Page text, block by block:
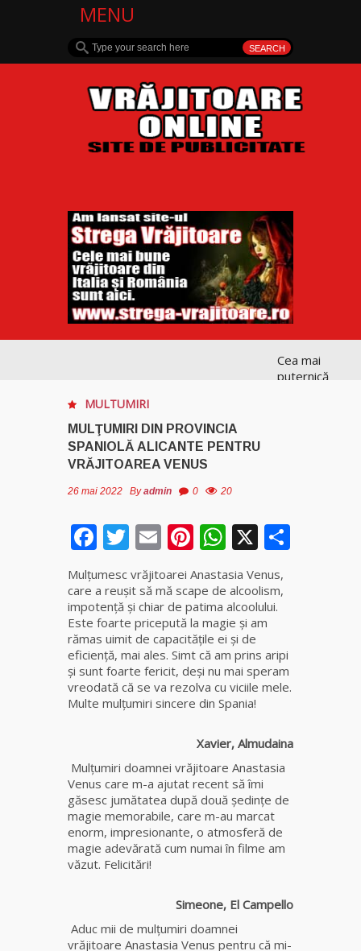
MENU
Cea mai
puternică
Vrăjitoarea
Morgana,
maestra
magiei
Tămăduitoarea
Ana Maria
Minodora
a revenit
Ierusalim
Celebra
vrăjitoare
singura
MULTUMIRI
MULŢUMIRI DIN PROVINCIA
SPANIOLĂ ALICANTE PENTRU
VRĂJITOAREA VENUS
26 mai 2022 Byadmin 0 20
Facebook
Twitter
EmailPinterest
WhatsApp
X
Mulţumesc vrăjitoarei Anastasia Venus,
care a reuşit să mă scape de alcoolism,
impotenţă şi chiar de patima alcoolului.
Este foarte pricepută la magie și am
rămas uimit de capacitățile ei și de
eficiență, mai ales. Simt că am prins aripi
şi sunt foarte fericit, deși nu mai speram
vreodată că se va rezolva cu viciile mele.
Multe mulţumiri sincere din Spania!
Xavier, Almudaina
Mulţumiri doamnei vrăjitoare Anastasia
Venus care m-a ajutat recent să îmi
găsesc jumătatea după două şedinţe de
magie memorabile, care m-au marcat
enorm, impresionante, o atmosferă de
magie adevărată cum numai în filme am
văzut. Felicitări!
Simeone, El Campello
Aduc mii de mulţumiri doamnei
vrăjitoare Anastasia Venus pentru că mi-